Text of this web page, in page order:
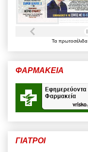
Τα πρωτοσέλιδα
ΦΑΡΜΑΚΕΙΑ
ΓΙΑΤΡΟΙ